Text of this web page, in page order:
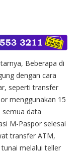
Beberapa di
dengan cara
seperti transfer
menggunakan 15
semua data
M-Paspor selesai
transfer ATM,
melalui teller